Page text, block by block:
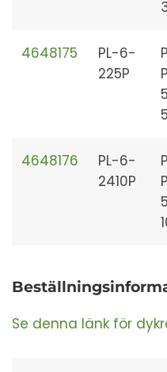
4648175
PL-6-
225P
4648176
PL-6-
2410P
Se denna länk för